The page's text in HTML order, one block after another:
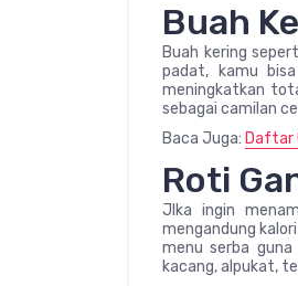
Buah
Buah kering
padat, kamu
meningkatkan
sebagai camilan
Baca Juga: Daftar
Roti
JIka ingin
mengandung
menu serba
kacang, alpukat,